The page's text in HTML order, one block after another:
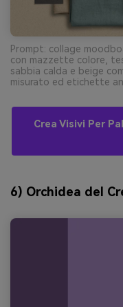
Prompt: collage
con mazzette colore,
sabbia calda e beige
misurato ed etichette
Crea Visivi Per
6) Orchidea del